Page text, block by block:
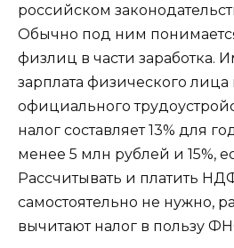
российском
Обычно под ним
физлиц в части заработка.
зарплата физического
официального
налог составляет 13% для
менее 5 млн рублей и 15%,
Рассчитывать и платить
самостоятельно не нужно,
вычитают налог в пользу